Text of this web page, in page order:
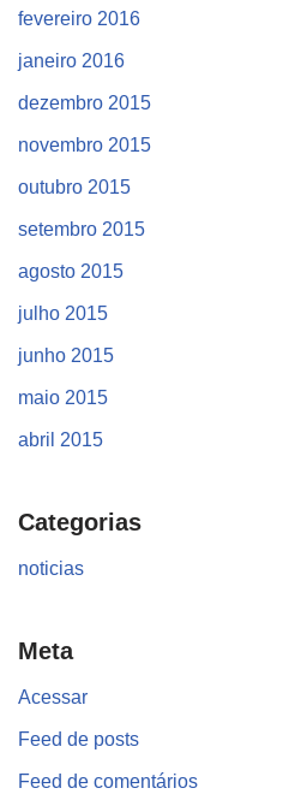
fevereiro 2016
janeiro 2016
dezembro 2015
novembro 2015
outubro 2015
setembro 2015
agosto 2015
julho 2015
junho 2015
maio 2015
abril 2015
Categorias
noticias
Meta
Acessar
Feed de posts
Feed de comentários